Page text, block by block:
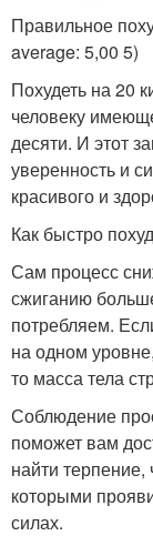
Правильное
average: 5,00 5)
Похудеть на 20
человеку
десяти. И этот
уверенность и
красивого и
Как быстро
Сам процесс
сжиганию
потребляем.
на одном
то масса тела
Соблюдение
поможет вам
найти
которыми
силах.